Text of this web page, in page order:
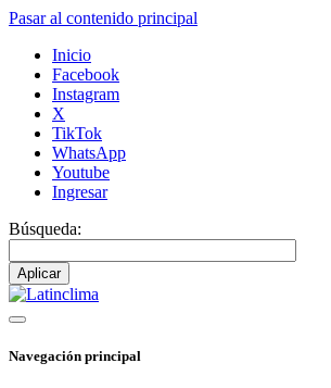
Pasar al contenido principal
Inicio
Facebook
Instagram
X
TikTok
WhatsApp
Youtube
Ingresar
Búsqueda:
Navegación principal